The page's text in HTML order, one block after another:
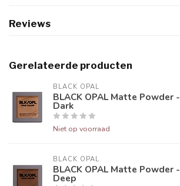
Reviews
Gerelateerde producten
BLACK OPAL
BLACK OPAL Matte Powder -
Dark
Niet op voorraad
BLACK OPAL
BLACK OPAL Matte Powder -
Deep